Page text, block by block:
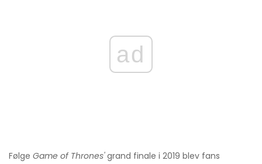
ad
Følge Game of Thrones'grand finale i 2019 blev fans